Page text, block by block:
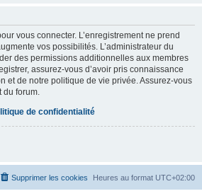
vous connecter. L’enregistrement ne prend
vos possibilités. L’administrateur du
des permissions additionnelles aux membres
assurez-vous d’avoir pris connaissance
et de notre politique de vie privée. Assurez-vous
forum.
de confidentialité
Heures au format UTC+02:00
Supprimer les cookies